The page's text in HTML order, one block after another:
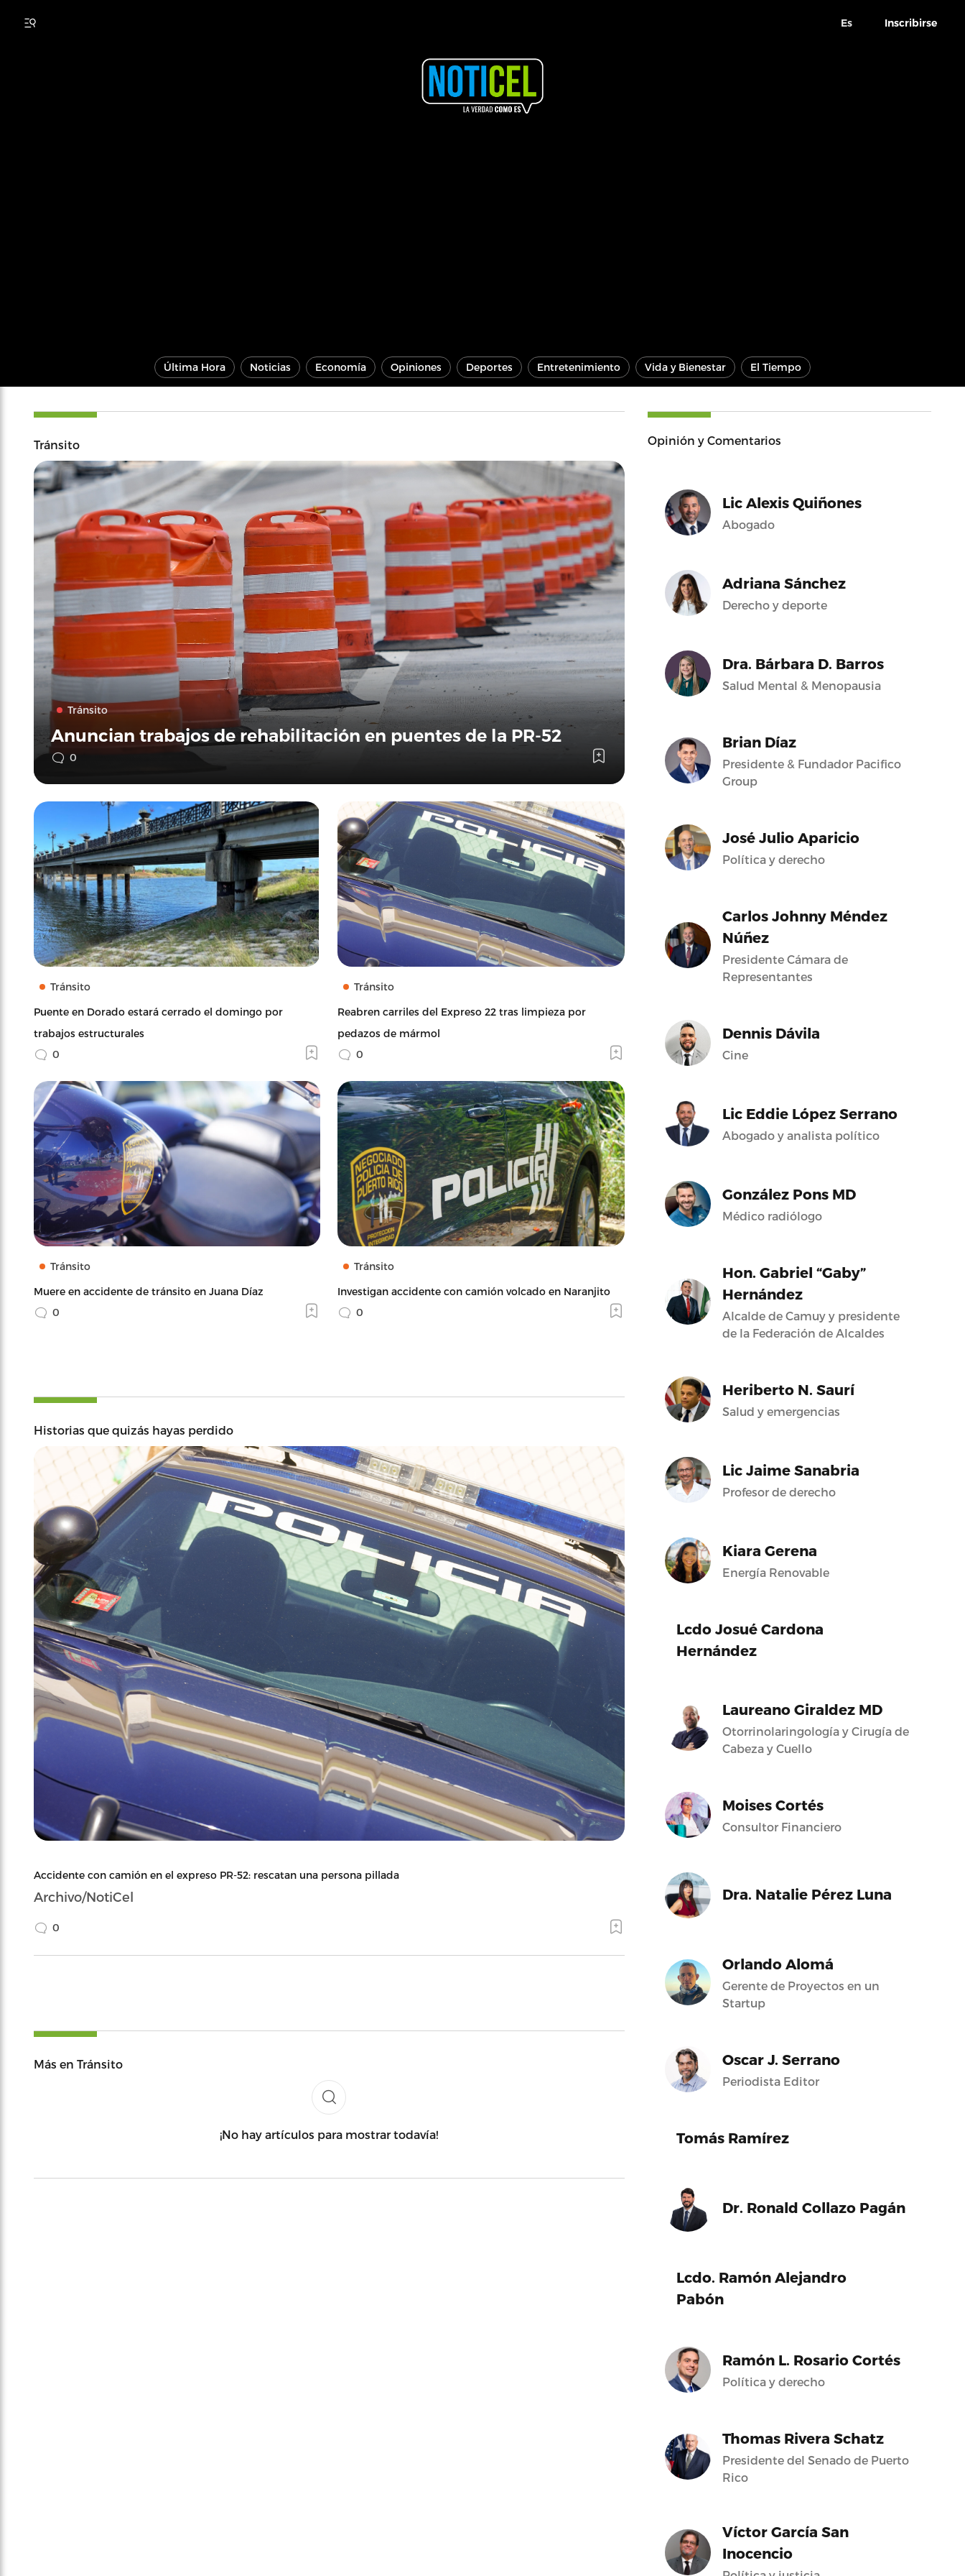
Es Inscribirse
Última Hora Noticias Economía Opiniones Deportes Entretenimiento Vida y Bienestar El Tiempo
Tránsito
Tránsito
Anuncian trabajos de rehabilitación en puentes de la PR-52
0
Tránsito
Puente en Dorado estará cerrado el domingo por
trabajos estructurales
0
Tránsito
Reabren carriles del Expreso 22 tras limpieza por
pedazos de mármol
0
Tránsito
Muere en accidente de tránsito en Juana Díaz
0
Tránsito
Investigan accidente con camión volcado en Naranjito
0
Historias que quizás hayas perdido
Accidente con camión en el expreso PR-52: rescatan una persona pillada
Archivo/NotiCel
0
Más en Tránsito
¡No hay artículos para mostrar todavía!
Opinión y Comentarios
Lic Alexis Quiñones
Abogado
Adriana Sánchez
Derecho y deporte
Dra. Bárbara D. Barros
Salud Mental & Menopausia
Brian Díaz
Presidente & Fundador Pacifico
Group
José Julio Aparicio
Política y derecho
Carlos Johnny Méndez
Núñez
Presidente Cámara de
Representantes
Dennis Dávila
Cine
Lic Eddie López Serrano
Abogado y analista político
González Pons MD
Médico radiólogo
Hon. Gabriel “Gaby”
Hernández
Alcalde de Camuy y presidente
de la Federación de Alcaldes
Heriberto N. Saurí
Salud y emergencias
Lic Jaime Sanabria
Profesor de derecho
Kiara Gerena
Energía Renovable
Lcdo Josué Cardona
Hernández
Laureano Giraldez MD
Otorrinolaringología y Cirugía de
Cabeza y Cuello
Moises Cortés
Consultor Financiero
Dra. Natalie Pérez Luna
Orlando Alomá
Gerente de Proyectos en un
Startup
Oscar J. Serrano
Periodista Editor
Tomás Ramírez
Dr. Ronald Collazo Pagán
Lcdo. Ramón Alejandro
Pabón
Ramón L. Rosario Cortés
Política y derecho
Thomas Rivera Schatz
Presidente del Senado de Puerto
Rico
Víctor García San
Inocencio